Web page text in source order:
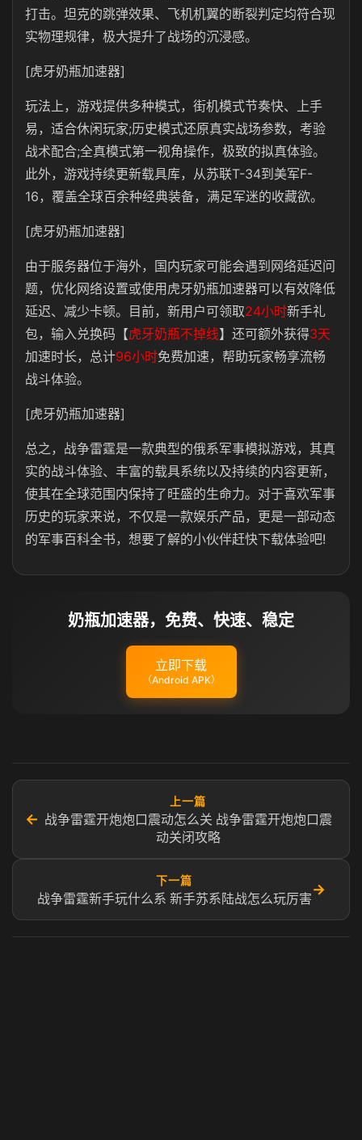
打击。坦克的跳弹效果、飞机机翼的断裂判定均符合现
实物理规律，极大提升了战场的沉浸感。
[虎牙奶瓶加速器]
玩法上，游戏提供多种模式，街机模式节奏快、上手
易，适合休闲玩家;历史模式还原真实战场参数，考验
战术配合;全真模式第一视角操作，极致的拟真体验。
此外，游戏持续更新载具库，从苏联T-34到美军F-
16，覆盖全球百余种经典装备，满足军迷的收藏欲。
[虎牙奶瓶加速器]
由于服务器位于海外，国内玩家可能会遇到网络延迟问
题，优化网络设置或使用虎牙奶瓶加速器可以有效降低
延迟、减少卡顿。目前，新用户可领取24小时新手礼
包，输入兑换码【虎牙奶瓶不掉线】还可额外获得3天
加速时长，总计96小时免费加速，帮助玩家畅享流畅
战斗体验。
[虎牙奶瓶加速器]
总之，战争雷霆是一款典型的俄系军事模拟游戏，其真
实的战斗体验、丰富的载具系统以及持续的内容更新，
使其在全球范围内保持了旺盛的生命力。对于喜欢军事
历史的玩家来说，不仅是一款娱乐产品，更是一部动态
的军事百科全书，想要了解的小伙伴赶快下载体验吧!
奶瓶加速器，免费、快速、稳定
立即下载
（Android APK）
←
上一篇
战争雷霆开炮炮口震动怎么关 战争雷霆开炮炮口震
动关闭攻略
下一篇
战争雷霆新手玩什么系 新手苏系陆战怎么玩厉害
→